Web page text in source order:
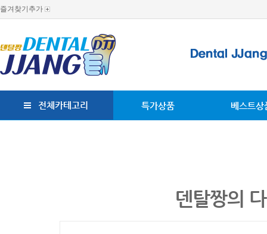
즐겨찾기추가
전체카테고리 특가상품 베스트상
덴탈짱의